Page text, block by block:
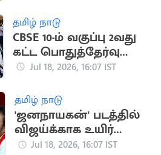
தமிழ் நாடு
CBSE 10-ம் வகுப்பு 2வது
கட்ட பொதுத்தேர்வு
முடிவுகள்
Jul 18, 2026, 16:07 IST
தமிழ் நாடு
'ஜனநாயகன்' படத்தில்
விஜய்க்காக உயிர்
கொடுக்கும் நண்பன்
Jul 18, 2026, 16:07 IST